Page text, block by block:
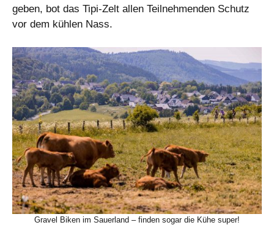
geben, bot das Tipi-Zelt allen Teilnehmenden Schutz
vor dem kühlen Nass.
Gravel Biken im Sauerland – finden sogar die Kühe super!